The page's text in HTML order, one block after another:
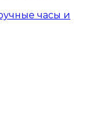
часы и